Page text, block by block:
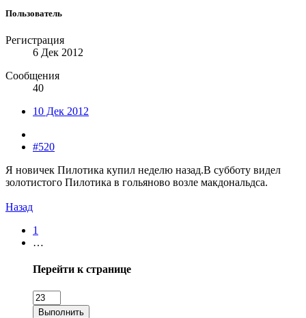
Пользователь
Регистрация
6 Дек 2012
Сообщения
40
10 Дек 2012
#520
Я новичек Пилотика купил неделю назад.В субботу видел
золотистого Пилотика в гольяново возле макдональдса.
Назад
1
…
Перейти к странице
Выполнить